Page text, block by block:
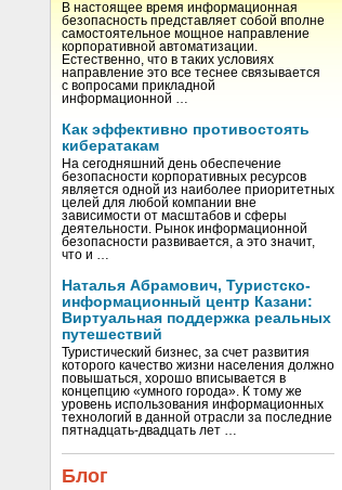
В настоящее время информационная
безопасность представляет собой вполне
самостоятельное мощное направление
корпоративной автоматизации.
Естественно, что в таких условиях
направление это все теснее связывается
с вопросами прикладной
информационной …
Как эффективно противостоять
кибератакам
На сегодняшний день обеспечение
безопасности корпоративных ресурсов
является одной из наиболее приоритетных
целей для любой компании вне
зависимости от масштабов и сферы
деятельности. Рынок информационной
безопасности развивается, а это значит,
что и …
Наталья Абрамович, Туристско-
информационный центр Казани:
Виртуальная поддержка реальных
путешествий
Туристический бизнес, за счет развития
которого качество жизни населения должно
повышаться, хорошо вписывается в
концепцию «умного города». К тому же
уровень использования информационных
технологий в данной отрасли за последние
пятнадцать-двадцать лет …
Блог